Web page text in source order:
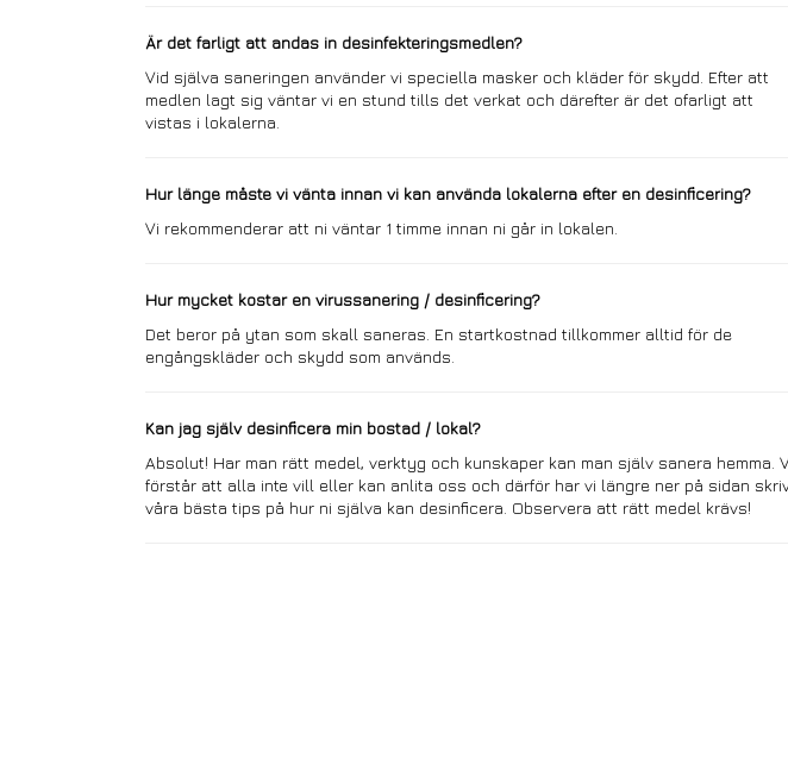
Är det farligt att andas in desinfekteringsmedlen?
Vid själva saneringen använder vi speciella masker och kläder för skydd. Efter att
medlen lagt sig väntar vi en stund tills det verkat och därefter är det ofarligt att
vistas i lokalerna.
Hur länge måste vi vänta innan vi kan använda lokalerna efter en desinficering?
Vi rekommenderar att ni väntar 1 timme innan ni går in lokalen.
Hur mycket kostar en virussanering / desinficering?
Det beror på ytan som skall saneras. En startkostnad tillkommer alltid för de
engångskläder och skydd som används.
Kan jag själv desinficera min bostad / lokal?
Absolut! Har man rätt medel, verktyg och kunskaper kan man själv sanera hemma.
förstår att alla inte vill eller kan anlita oss och därför har vi längre ner på sidan
våra bästa tips på hur ni själva kan desinficera. Observera att rätt medel krävs!